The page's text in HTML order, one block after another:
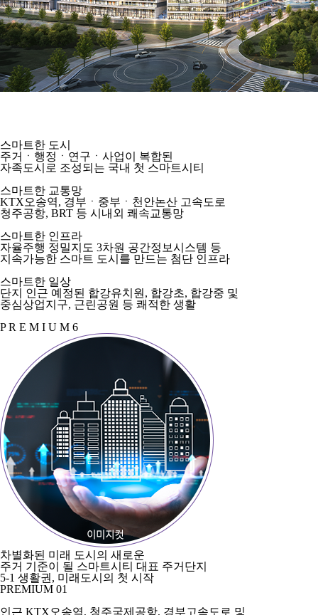
스마트한 도시
주거ㆍ행정ㆍ연구ㆍ사업이 복합된
자족도시로 조성되는 국내 첫 스마트시티
스마트한 교통망
KTX오송역, 경부ㆍ중부ㆍ천안논산 고속도로
청주공항, BRT 등 시내외 쾌속교통망
스마트한 인프라
자율주행 정밀지도 3차원 공간정보시스템 등
지속가능한 스마트 도시를 만드는 첨단 인프라
스마트한 일상
단지 인근 예정된 합강유치원, 합강초, 합강중 및
중심상업지구, 근린공원 등 쾌적한 생활
P R E M I U M 6
차별화된 미래 도시의 새로운
주거 기준이 될 스마트시티 대표 주거단지
5-1 생활권, 미래도시의 첫 시작
PREMIUM 01
인근 KTX오송역, 청주국제공항, 경부고속도로 및